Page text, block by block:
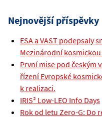
Nejnovější příspěvky
ESA a VAST podepsaly
Mezinárodní kosmickou
První mise pod českým
řízení Evropské
k realizaci.
IRIS² Low-LEO Info Days
Rok od letu Zero-G: Do